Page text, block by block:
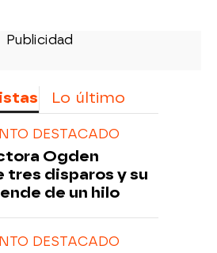
Lo último
DESTACADO
Ogden
tres disparos y su
de un hilo
DESTACADO